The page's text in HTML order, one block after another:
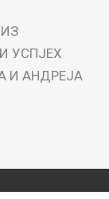
УСПЈЕХ
И АНДРЕЈА